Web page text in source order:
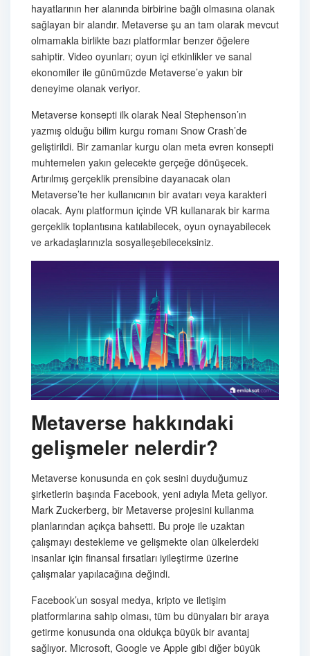
hayatlarının her alanında birbirine bağlı olmasına olanak
sağlayan bir alandır. Metaverse şu an tam olarak mevcut
olmamakla birlikte bazı platformlar benzer öğelere
sahiptir. Video oyunları; oyun içi etkinlikler ve sanal
ekonomiler ile günümüzde Metaverse’e yakın bir
deneyime olanak veriyor.
Metaverse konsepti ilk olarak Neal Stephenson’ın
yazmış olduğu bilim kurgu romanı Snow Crash’de
geliştirildi. Bir zamanlar kurgu olan meta evren konsepti
muhtemelen yakın gelecekte gerçeğe dönüşecek.
Artırılmış gerçeklik prensibine dayanacak olan
Metaverse’te her kullanıcının bir avatarı veya karakteri
olacak. Aynı platformun içinde VR kullanarak bir karma
gerçeklik toplantısına katılabilecek, oyun oynayabilecek
ve arkadaşlarınızla sosyalleşebileceksiniz.
Metaverse hakkındaki
gelişmeler nelerdir?
Metaverse konusunda en çok sesini duyduğumuz
şirketlerin başında Facebook, yeni adıyla Meta geliyor.
Mark Zuckerberg, bir Metaverse projesini kullanma
planlarından açıkça bahsetti. Bu proje ile uzaktan
çalışmayı destekleme ve gelişmekte olan ülkelerdeki
insanlar için finansal fırsatları iyileştirme üzerine
çalışmalar yapılacağına değindi.
Facebook’un sosyal medya, kripto ve iletişim
platformlarına sahip olması, tüm bu dünyaları bir araya
getirme konusunda ona oldukça büyük bir avantaj
sağlıyor. Microsoft, Google ve Apple gibi diğer büyük